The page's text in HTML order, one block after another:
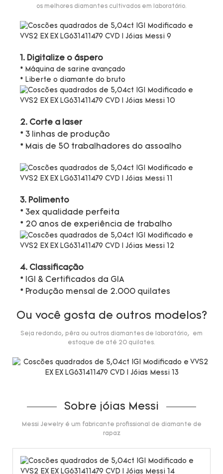
os melhores diamantes cultivados em laboratório.
1. Digitalize o áspero
* Máquina de sarine avançado
* Liberte o diamante do bruto
2. Corte a laser
* 3 linhas de produção
* Mais de 50 trabalhadores do assoalho
3. Polimento
* 3ex qualidade perfeita
* 20 anos de experiência de trabalho
4. Classificação
* IGI & Certificados da GIA
* Produção mensal de 2.000 quilates
Ou você gosta de outros modelos?
Seja redondo, pêra ou outros diamantes de laboratório, em
estoque de até 20 quilates.
Sobre jóias Messi
Messi Jewelry é um fabricante profissional de diamante de
rapaz